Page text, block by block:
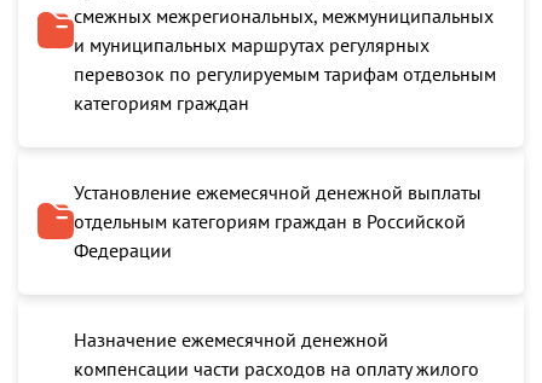
смежных межрегиональных, межмуниципальных
и муниципальных маршрутах регулярных
перевозок по регулируемым тарифам отдельным
категориям граждан
Установление ежемесячной денежной выплаты
отдельным категориям граждан в Российской
Федерации
Назначение ежемесячной денежной
компенсации части расходов на оплату жилого